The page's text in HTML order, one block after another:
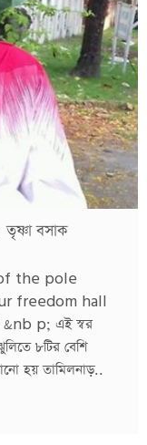
বসাক
the pole
freedom hall
p; এই স্বর
৮টির বেশি
হয় তামিলনাড়..